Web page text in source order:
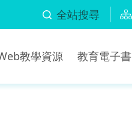
全站搜尋
教學資源 教育電子書